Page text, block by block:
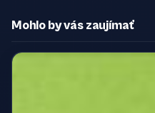
Mohlo by vás zaujímať